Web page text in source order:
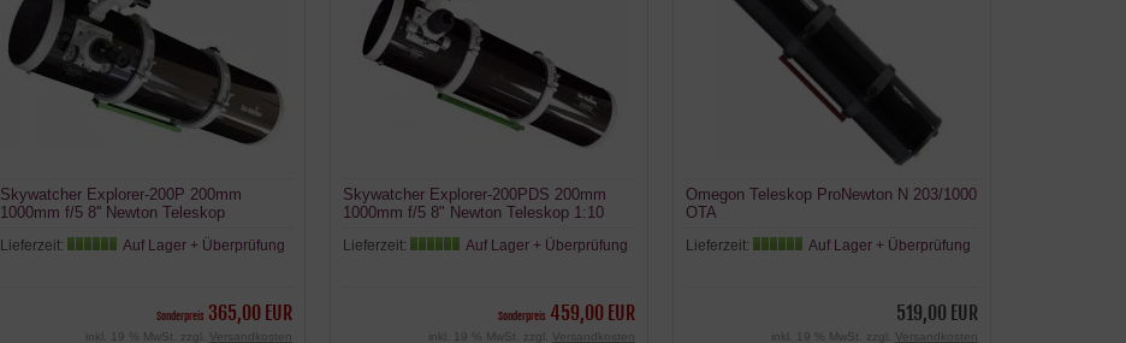
Skywatcher Explorer-200P 200mm
1000mm f/5 8'' Newton Teleskop
Lieferzeit: Auf Lager + Überprüfung
Sonderpreis 365,00 EUR
inkl. 19 % MwSt. zzgl. Versandkosten
Skywatcher Explorer-200PDS 200mm
1000mm f/5 8" Newton Teleskop 1:10
Lieferzeit: Auf Lager + Überprüfung
Sonderpreis 459,00 EUR
inkl. 19 % MwSt. zzgl. Versandkosten
Omegon Teleskop ProNewton N 203/1000
OTA
Lieferzeit: Auf Lager + Überprüfung
519,00 EUR
inkl. 19 % MwSt. zzgl. Versandkosten